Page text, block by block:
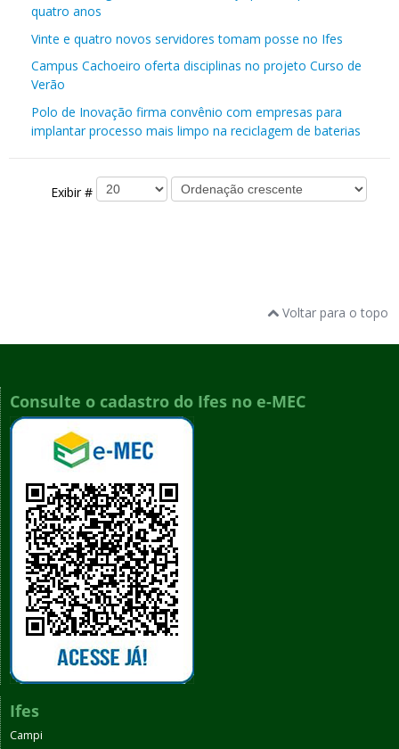
quatro anos
Vinte e quatro novos servidores tomam posse no Ifes
Campus Cachoeiro oferta disciplinas no projeto Curso de
Verão
Polo de Inovação firma convênio com empresas para
implantar processo mais limpo na reciclagem de baterias
Exibir #
Voltar para o topo
Consulte o cadastro do Ifes no e-MEC
Ifes
Campi